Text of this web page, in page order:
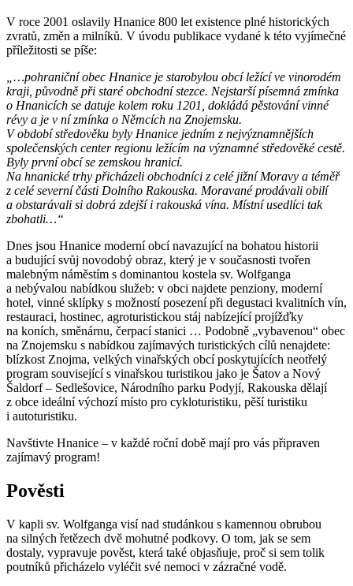
V roce 2001 oslavily Hnanice 800 let existence plné historických
zvratů, změn a milníků. V úvodu publikace vydané k této vyjímečné
příležitosti se píše:
„…pohraniční obec Hnanice je starobylou obcí ležící ve vinorodém
kraji, původně při staré obchodní stezce. Nejstarší písemná zmínka
o Hnanicích se datuje kolem roku 1201, dokládá pěstování vinné
révy a je v ní zmínka o Němcích na Znojemsku.
V období středověku byly Hnanice jedním z nejvýznamnějších
společenských center regionu ležícím na významné středověké cestě.
Byly první obcí se zemskou hranicí.
Na hnanické trhy přicházeli obchodníci z celé jižní Moravy a téměř
z celé severní části Dolního Rakouska. Moravané prodávali obilí
a obstarávali si dobrá zdejší i rakouská vína. Místní usedlíci tak
zbohatli…“
Dnes jsou Hnanice moderní obcí navazující na bohatou historii
a budující svůj novodobý obraz, který je v současnosti tvořen
malebným náměstím s dominantou kostela sv. Wolfganga
a nebývalou nabídkou služeb: v obci najdete penziony, moderní
hotel, vinné sklípky s možností posezení při degustaci kvalitních vín,
restauraci, hostinec, agroturistickou stáj nabízející projížďky
na koních, směnárnu, čerpací stanici … Podobně „vybavenou“ obec
na Znojemsku s nabídkou zajímavých turistických cílů nenajdete:
blízkost Znojma, velkých vinařských obcí poskytujících neotřelý
program související s vinařskou turistikou jako je Šatov a Nový
Šaldorf – Sedlešovice, Národního parku Podyjí, Rakouska dělají
z obce ideální výchozí místo pro cykloturistiku, pěší turistiku
i autoturistiku.
Navštivte Hnanice – v každé roční době mají pro vás připraven
zajímavý program!
Pověsti
V kapli sv. Wolfganga visí nad studánkou s kamennou obrubou
na silných řetězech dvě mohutné podkovy. O tom, jak se sem
dostaly, vypravuje pověst, která také objasňuje, proč si sem tolik
poutníků přicházelo vyléčit své nemoci v zázračné vodě.